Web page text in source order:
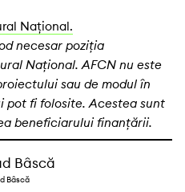
Național.
necesar poziţia
Național. AFCN nu este
sau de modul în
pot fi folosite. Acestea sunt
beneficiarului finanțării.
Bâscă